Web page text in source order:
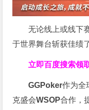
无论线上或线下
于世界舞台斩获佳绩
立即百度搜索领
GGPoker作为全
克盛会WSOP合作，